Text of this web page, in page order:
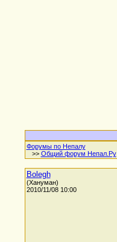
Форумы по Непалу
>> Общий форум Непал.Ру
Bolegh
(Хануман)
2010/11/08 10:00